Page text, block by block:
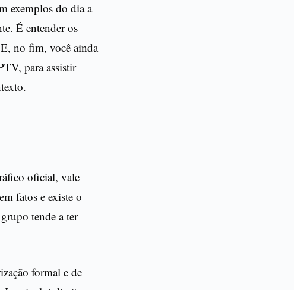
exemplos do dia a
É entender os
E, no fim, você ainda
para assistir
oficial, vale
fatos e existe o
tende a ter
formal e de